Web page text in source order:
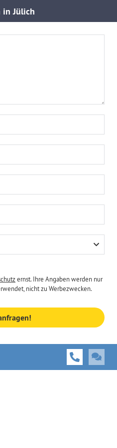
in Jülich
ernst. Ihre Angaben werden nur
nicht zu Werbezwecken.